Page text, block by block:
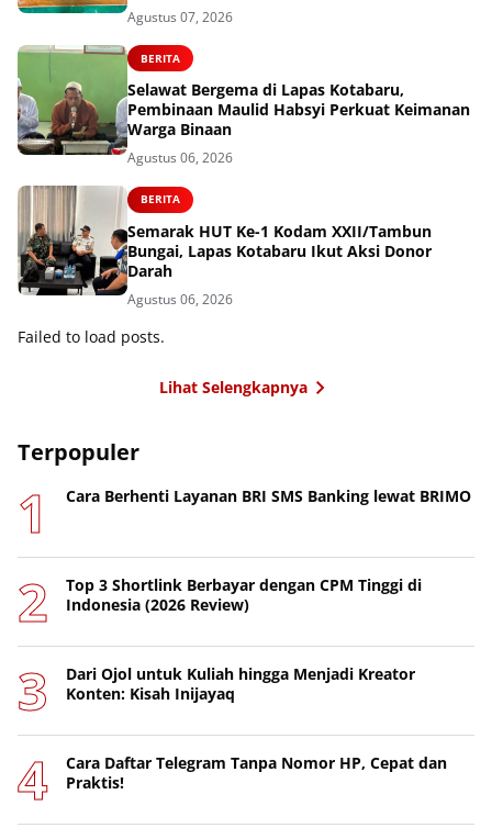
Agustus 07, 2026
BERITA
Selawat Bergema di Lapas Kotabaru,
Pembinaan Maulid Habsyi Perkuat Keimanan
Warga Binaan
Agustus 06, 2026
BERITA
Semarak HUT Ke-1 Kodam XXII/Tambun
Bungai, Lapas Kotabaru Ikut Aksi Donor
Darah
Agustus 06, 2026
Failed to load posts.
Lihat Selengkapnya
Terpopuler
Cara Berhenti Layanan BRI SMS Banking lewat BRIMO
Top 3 Shortlink Berbayar dengan CPM Tinggi di
Indonesia (2026 Review)
Dari Ojol untuk Kuliah hingga Menjadi Kreator
Konten: Kisah Inijayaq
Cara Daftar Telegram Tanpa Nomor HP, Cepat dan
Praktis!